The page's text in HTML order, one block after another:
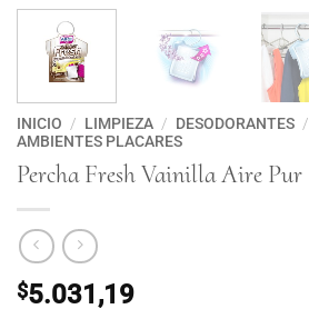
INICIO / LIMPIEZA / DESODORANTES /
AMBIENTES PLACARES
Percha Fresh Vainilla Aire Pur
$5.031,19